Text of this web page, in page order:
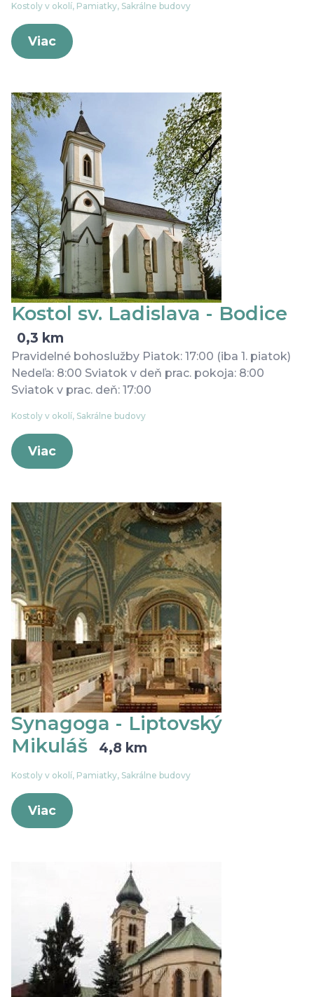
Kostoly v okolí, Pamiatky, Sakrálne budovy
Viac
Kostol sv. Ladislava - Bodice
0,3 km
Pravidelné bohoslužby Piatok: 17:00 (iba 1. piatok)
Nedeľa: 8:00 Sviatok v deň prac. pokoja: 8:00
Sviatok v prac. deň: 17:00
Kostoly v okolí, Sakrálne budovy
Viac
Synagoga - Liptovský
Mikuláš
4,8 km
Kostoly v okolí, Pamiatky, Sakrálne budovy
Viac